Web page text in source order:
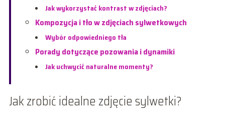
Jak wykorzystać kontrast w zdjęciach?
Kompozycja i tło w zdjęciach sylwetkowych
Wybór odpowiedniego tła
Porady dotyczące pozowania i dynamiki
Jak uchwycić naturalne momenty?
Jak zrobić idealne zdjęcie sylwetki?